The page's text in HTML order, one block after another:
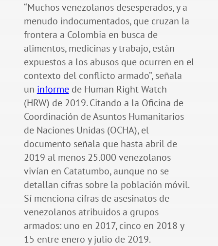
“Muchos venezolanos desesperados, y a
menudo indocumentados, que cruzan la
frontera a Colombia en busca de
alimentos, medicinas y trabajo, están
expuestos a los abusos que ocurren en el
contexto del conflicto armado”, señala
un informede Human Right Watch
(HRW) de 2019. Citando a la Oficina de
Coordinación de Asuntos Humanitarios
de Naciones Unidas (OCHA), el
documento señala que hasta abril de
2019 al menos 25.000 venezolanos
vivían en Catatumbo, aunque no se
detallan cifras sobre la población móvil.
Sí menciona cifras de asesinatos de
venezolanos atribuidos a grupos
armados: uno en 2017, cinco en 2018 y
15 entre enero y julio de 2019.